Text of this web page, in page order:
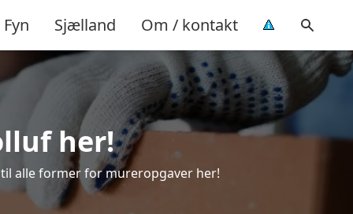
Fyn Sjælland Om / kontakt
her!
alle former for mureropgaver her!